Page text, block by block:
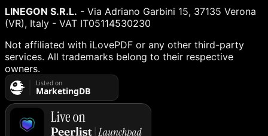
LINEGON S.R.L. - Via Adriano Garbini 15, 37135 Verona
(VR), Italy - VAT IT05114530230
Not affiliated with iLovePDF or any other third-party
services. All trademarks belong to their respective
owners.